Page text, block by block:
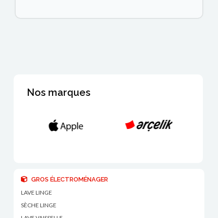
Nos marques
GROS ÉLECTROMÉNAGER
LAVE LINGE
SÈCHE LINGE